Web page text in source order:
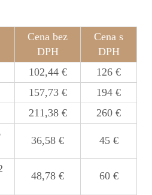
Cena bez
DPH
Cena s
DPH
102,44 €
126 €
157,73 €
194 €
211,38 €
260 €
36,58 € 45 €
48,78 € 60 €